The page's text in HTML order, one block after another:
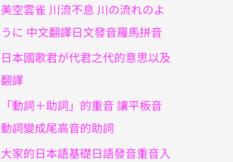
:
美空雲雀 川流不息 川の流れのよ
うに 中文翻譯日文發音羅馬拼音
日本國歌君が代君之代的意思以及
翻譯
「動詞＋助詞」的重音 讓平板音
動詞變成尾高音的助詞
大家的日本語基礎日語發音重音入